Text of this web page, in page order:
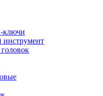
ключи